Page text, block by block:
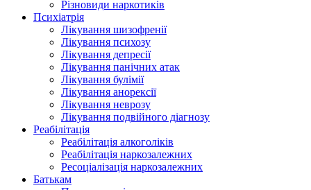
Різновиди наркотиків
Психіатрія
Лікування шизофренії
Лікування психозу
Лікування депресії
Лікування панічних атак
Лікування булімії
Лікування анорексії
Лікування неврозу
Лікування подвійного діагнозу
Реабілітація
Реабілітація алкоголіків
Реабілітація наркозалежних
Ресоціалізація наркозалежних
Батькам